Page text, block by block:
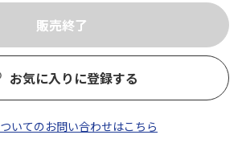
お気に入りに登録する
いてのお問い合わせはこちら